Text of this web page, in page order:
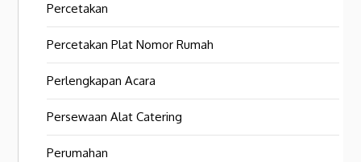
Percetakan
Percetakan Plat Nomor Rumah
Perlengkapan Acara
Persewaan Alat Catering
Perumahan